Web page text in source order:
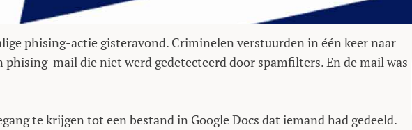
phising-actie gisteravond. Criminelen verstuurden in één keer naar
mail die niet werd gedetecteerd door spamfilters. En de mail was
te krijgen tot een bestand in Google Docs dat iemand had gedeeld.